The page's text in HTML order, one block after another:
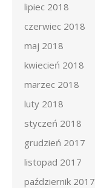
lipiec 2018
czerwiec 2018
maj 2018
kwiecień 2018
marzec 2018
luty 2018
styczeń 2018
grudzień 2017
listopad 2017
październik 2017